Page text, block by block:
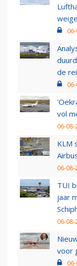
de
vol
06-08-
KLM
06-08-
TUI
jaar
06-08-
voor